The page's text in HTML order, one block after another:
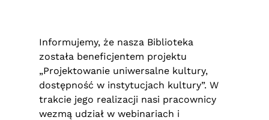
Informujemy, że nasza Biblioteka
została beneficjentem projektu
„Projektowanie uniwersalne kultury,
dostępność w instytucjach kultury”. W
trakcie jego realizacji nasi pracownicy
wezmą udział w webinariach i